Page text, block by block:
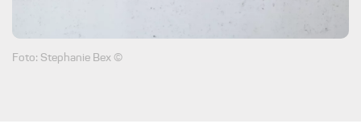
Foto: Stephanie Bex ©